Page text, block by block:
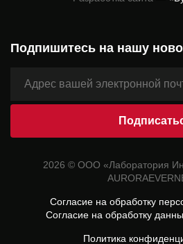
Подпишитесь на нашу
2026 © ООО «Лаборатория
Согласие на обработку
Согласие на обработку
Политика